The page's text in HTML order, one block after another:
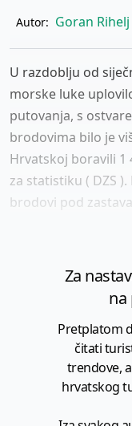
Autor: Goran Rihelj
U razdoblju od
morske luke
putovanja, s
brodovima bilo je
Hrvatskoj boravili 1
za statistiku ( DZS
brodovi pod
Za
na
Pretplatom
čitati
trendove,
hrvatskog